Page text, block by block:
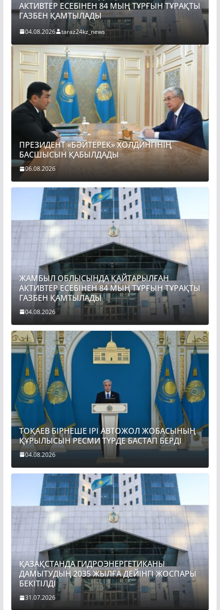
АКТИВТЕР ЕСЕБІНЕН 84 МЫҢ ТҰРҒЫН ТҰРАҚТЫ
ГАЗБЕН ҚАМТЫЛАДЫ
04.08.2026 taraz24kz_news
ПРЕЗИДЕНТ «БӘЙТЕРЕК» ХОЛДИНГІНІҢ
БАСШЫСЫН ҚАБЫЛДАДЫ
06.08.2026
ЖАМБЫЛ ОБЛЫСЫНДА ҚАЙТАРЫЛҒАН
АКТИВТЕР ЕСЕБІНЕН 84 МЫҢ ТҰРҒЫН ТҰРАҚТЫ
ГАЗБЕН ҚАМТЫЛАДЫ
04.08.2026
ТОҚАЕВ БІРНЕШЕ ІРІ АВТОЖОЛ ЖОБАСЫНЫҢ
ҚҰРЫЛЫСЫН РЕСМИ ТҮРДЕ БАСТАП БЕРДІ
04.08.2026
ҚАЗАҚСТАНДА ГИДРОЭНЕРГЕТИКАНЫ
ДАМЫТУДЫҢ 2035 ЖЫЛҒА ДЕЙІНГІ ЖОСПАРЫ
БЕКІТІЛДІ
31.07.2026